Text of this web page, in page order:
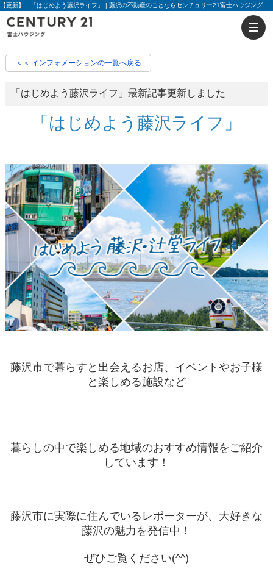
【更新】 「はじめよう藤沢ライフ」 | 藤沢の不動産のことならセンチュリー21富士ハウジング
＜＜ インフォメーションの一覧へ戻る
「はじめよう藤沢ライフ」最新記事更新しました
「はじめよう藤沢ライフ」
藤沢市で暮らすと出会えるお店、イベントやお子様
と楽しめる施設など
暮らしの中で楽しめる地域のおすすめ情報をご紹介
しています！
藤沢市に実際に住んでいるレポーターが、大好きな
藤沢の魅力を発信中！
ぜひご覧ください(^^)